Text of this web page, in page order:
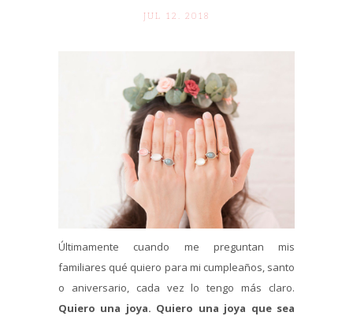
JUL 12. 2018
Últimamente cuando me preguntan mis
familiares qué quiero para mi cumpleaños, santo
o aniversario, cada vez lo tengo más claro.
Quiero una joya. Quiero una joya que sea